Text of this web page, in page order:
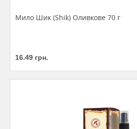
Мило Шик (Shik) Оливкове 70 г
16.49 грн.